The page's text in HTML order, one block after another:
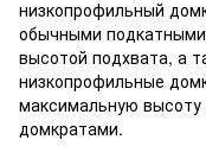
низкопрофильный
обычными
высотой подхвата, а
низкопрофильные
максимальную
домкратами.